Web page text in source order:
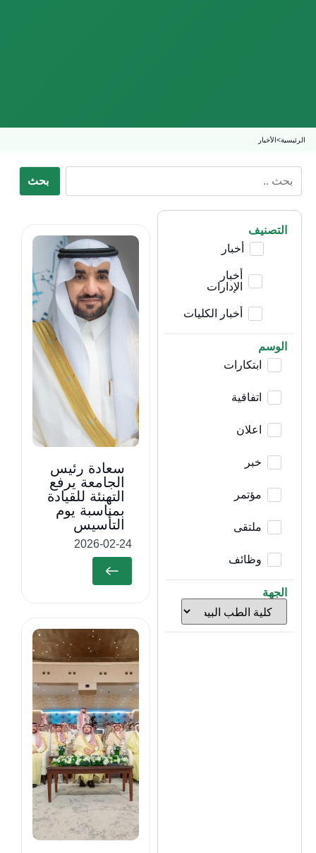
الرئيسية>الأخبار
بحث
التصنيف
أخبار
أخبار
الإدارات
أخبار الكليات
الوسم
ابتكارات
اتفاقية
اعلان
خبر
مؤتمر
ملتقى
وظائف
الجهة
سعادة رئيس
الجامعة يرفع
التهنئة للقيادة
بمناسبة يوم
التأسيس
2026-02-24